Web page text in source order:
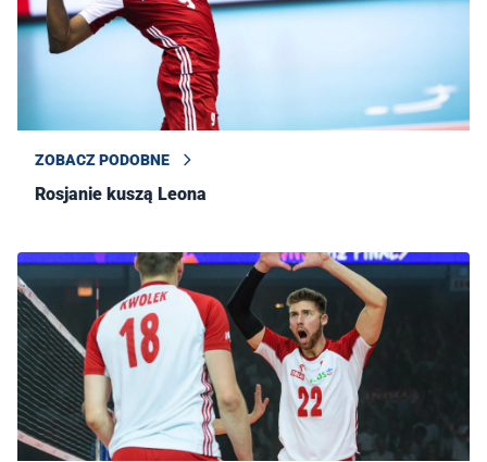
ZOBACZ PODOBNE
Rosjanie kuszą Leona